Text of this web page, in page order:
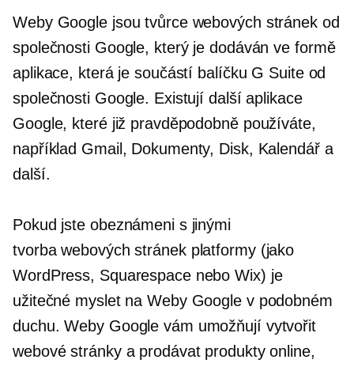
Weby Google jsou tvůrce webových stránek od
společnosti Google, který je dodáván ve formě
aplikace, která je součástí balíčku G Suite od
společnosti Google. Existují další aplikace
Google, které již pravděpodobně používáte,
například Gmail, Dokumenty, Disk, Kalendář a
další.
Pokud jste obeznámeni s jinými
tvorba webových stránekplatformy (jako
WordPress, Squarespace nebo Wix) je
užitečné myslet na Weby Google v podobném
duchu. Weby Google vám umožňují vytvořit
webové stránky a prodávat produkty online,